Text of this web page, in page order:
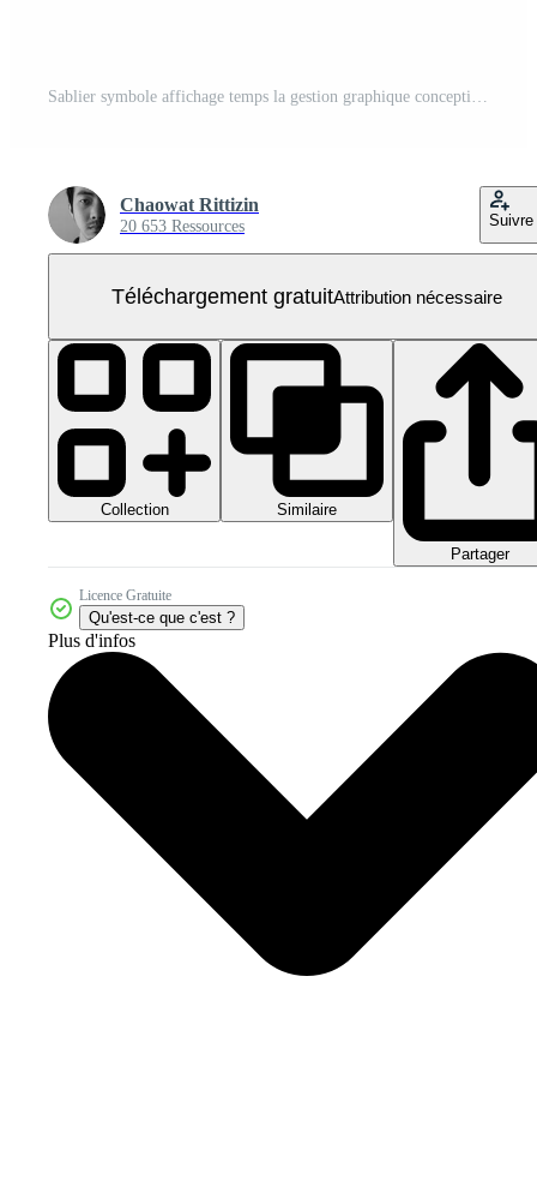
Sablier symbole affichage temps la gestion graphique conception concept PNG Gratuit
Chaowat Rittizin
20 653 Ressources Suivre
Téléchargement gratuitAttribution nécessaire
Collection Similaire
Partager
Licence Gratuite
Qu'est-ce que c'est ?
Plus d'infos